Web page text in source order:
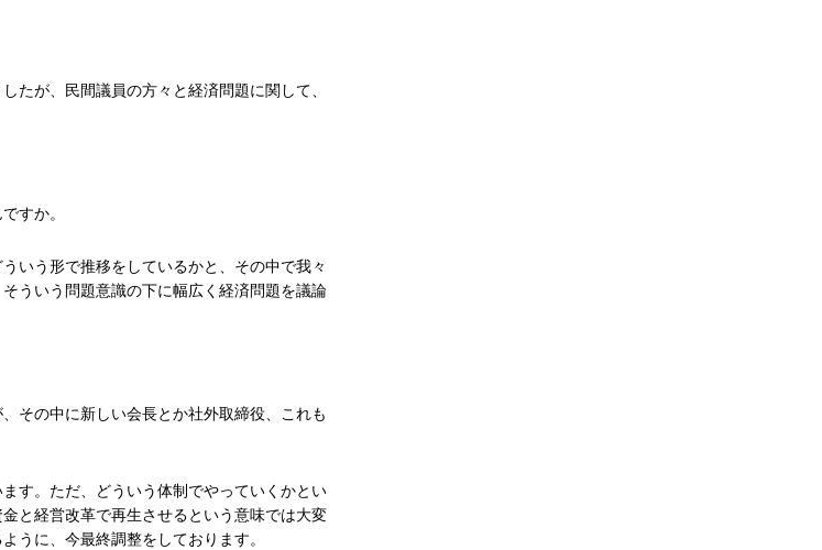
たが、民間議員の方々と経済問題に関して、
すか。
いう形で推移をしているかと、その中で我々
ういう問題意識の下に幅広く経済問題を議論
その中に新しい会長とか社外取締役、これも
す。ただ、どういう体制でやっていくかとい
と経営改革で再生させるという意味では大変
うに、今最終調整をしております。